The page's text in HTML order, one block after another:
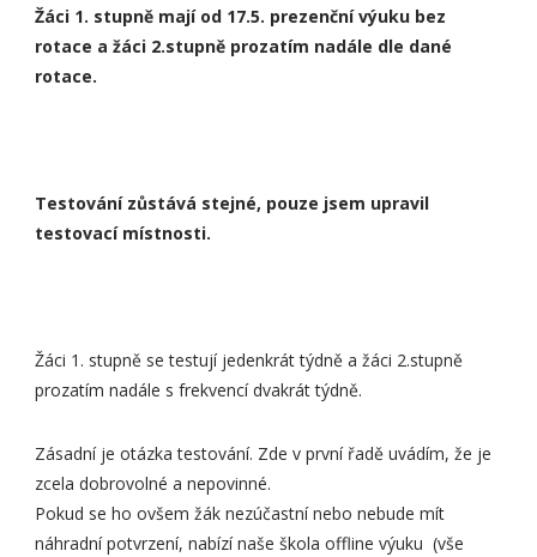
Žáci 1. stupně mají od 17.5. prezenční výuku bez
rotace a žáci 2.stupně prozatím nadále dle dané
rotace.
Testování zůstává stejné, pouze jsem upravil
testovací místnosti.
Žáci 1. stupně se testují jedenkrát týdně a žáci 2.stupně
prozatím nadále s frekvencí dvakrát týdně.
Zásadní je otázka testování. Zde v první řadě uvádím, že je
zcela dobrovolné a nepovinné.
Pokud se ho ovšem žák nezúčastní nebo nebude mít
náhradní potvrzení, nabízí naše škola offline výuku (vše